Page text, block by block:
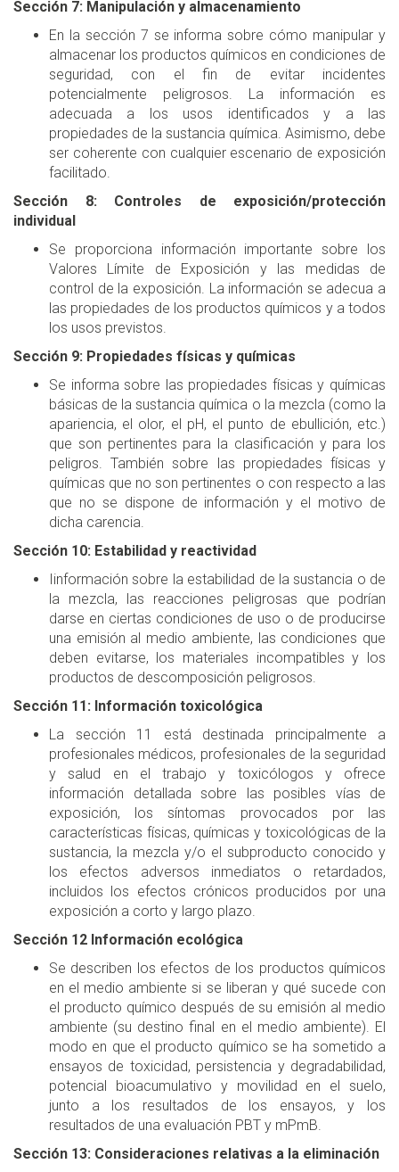
Sección 7: Manipulación y almacenamiento
En la sección 7 se informa sobre cómo manipular y
almacenar los productos químicos en condiciones de
seguridad, con el fin de evitar incidentes
potencialmente peligrosos. La información es
adecuada a los usos identificados y a las
propiedades de la sustancia química. Asimismo, debe
ser coherente con cualquier escenario de exposición
facilitado.
Sección 8: Controles de exposición/protección
individual
Se proporciona información importante sobre los
Valores Límite de Exposición y las medidas de
control de la exposición. La información se adecua a
las propiedades de los productos químicos y a todos
los usos previstos.
Sección 9: Propiedades físicas y químicas
Se informa sobre las propiedades físicas y químicas
básicas de la sustancia química o la mezcla (como la
apariencia, el olor, el pH, el punto de ebullición, etc.)
que son pertinentes para la clasificación y para los
peligros. También sobre las propiedades físicas y
químicas que no son pertinentes o con respecto a las
que no se dispone de información y el motivo de
dicha carencia.
Sección 10: Estabilidad y reactividad
Iinformación sobre la estabilidad de la sustancia o de
la mezcla, las reacciones peligrosas que podrían
darse en ciertas condiciones de uso o de producirse
una emisión al medio ambiente, las condiciones que
deben evitarse, los materiales incompatibles y los
productos de descomposición peligrosos.
Sección 11: Información toxicológica
La sección 11 está destinada principalmente a
profesionales médicos, profesionales de la seguridad
y salud en el trabajo y toxicólogos y ofrece
información detallada sobre las posibles vías de
exposición, los síntomas provocados por las
características físicas, químicas y toxicológicas de la
sustancia, la mezcla y/o el subproducto conocido y
los efectos adversos inmediatos o retardados,
incluidos los efectos crónicos producidos por una
exposición a corto y largo plazo.
Sección 12 Información ecológica
Se describen los efectos de los productos químicos
en el medio ambiente si se liberan y qué sucede con
el producto químico después de su emisión al medio
ambiente (su destino final en el medio ambiente). El
modo en que el producto químico se ha sometido a
ensayos de toxicidad, persistencia y degradabilidad,
potencial bioacumulativo y movilidad en el suelo,
junto a los resultados de los ensayos, y los
resultados de una evaluación PBT y mPmB.
Sección 13: Consideraciones relativas a la eliminación